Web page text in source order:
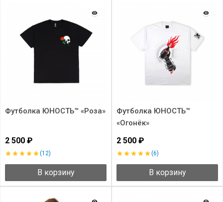
Футболка ЮНОСТЬ™ «Роза»
2 500 ₽
(12)
В корзину
Футболка ЮНОСТЬ™
«Огонёк»
2 500 ₽
(6)
В корзину